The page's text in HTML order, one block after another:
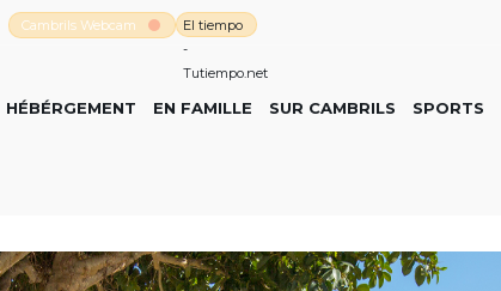
Cambrils Webcam
El tiempo
-
Tutiempo.net
HÉBÉRGEMENT EN FAMILLE SUR CAMBRILS SPORTS